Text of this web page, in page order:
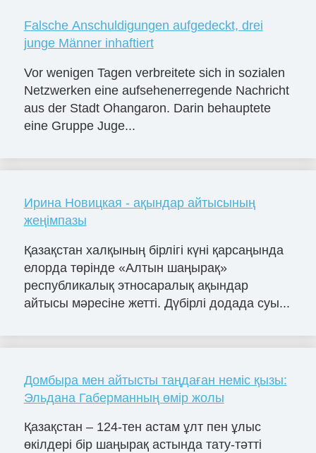
Falsche Anschuldigungen aufgedeckt, drei
junge Männer inhaftiert
Vor wenigen Tagen verbreitete sich in sozialen
Netzwerken eine aufsehenerregende Nachricht
aus der Stadt Ohangaron. Darin behauptete
eine Gruppe Juge...
Ирина Новицкая - ақындар айтысының
жеңімпазы
Қазақстан халқының бірлігі күні қарсаңында
елорда төрінде «Алтын шаңырақ»
республикалық этносаралық ақындар
айтысы мәресіне жетті. Дүбірлі додада суы...
Домбыра мен айтысты таңдаған неміс қызы:
Эльдана Габерманның өмір жолы
Қазақстан – 124-тен астам ұлт пен ұлыс
өкілдері бір шаңырақ астында тату-тәтті